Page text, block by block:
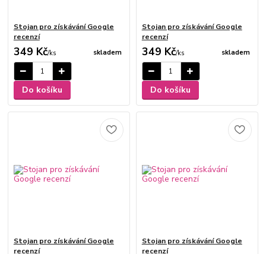
Stojan pro získávání Google
recenzí
349 Kč/ks skladem
Do košíku
Stojan pro získávání Google
recenzí
349 Kč/ks skladem
Do košíku
Stojan pro získávání Google
recenzí
Stojan pro získávání Google
recenzí